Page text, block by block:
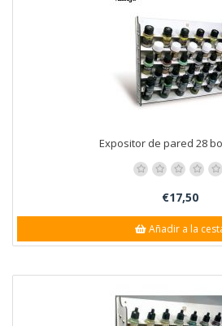
Expositor de pared 28
€17,50
Añadir a la